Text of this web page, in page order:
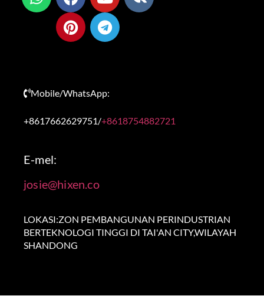
Mobile/WhatsApp:
+8617662629751/+8618754882721
E-mel:
josie@hixen.co
LOKASI:ZON PEMBANGUNAN PERINDUSTRIAN
BERTEKNOLOGI TINGGI DI TAI'AN CITY,WILAYAH
SHANDONG